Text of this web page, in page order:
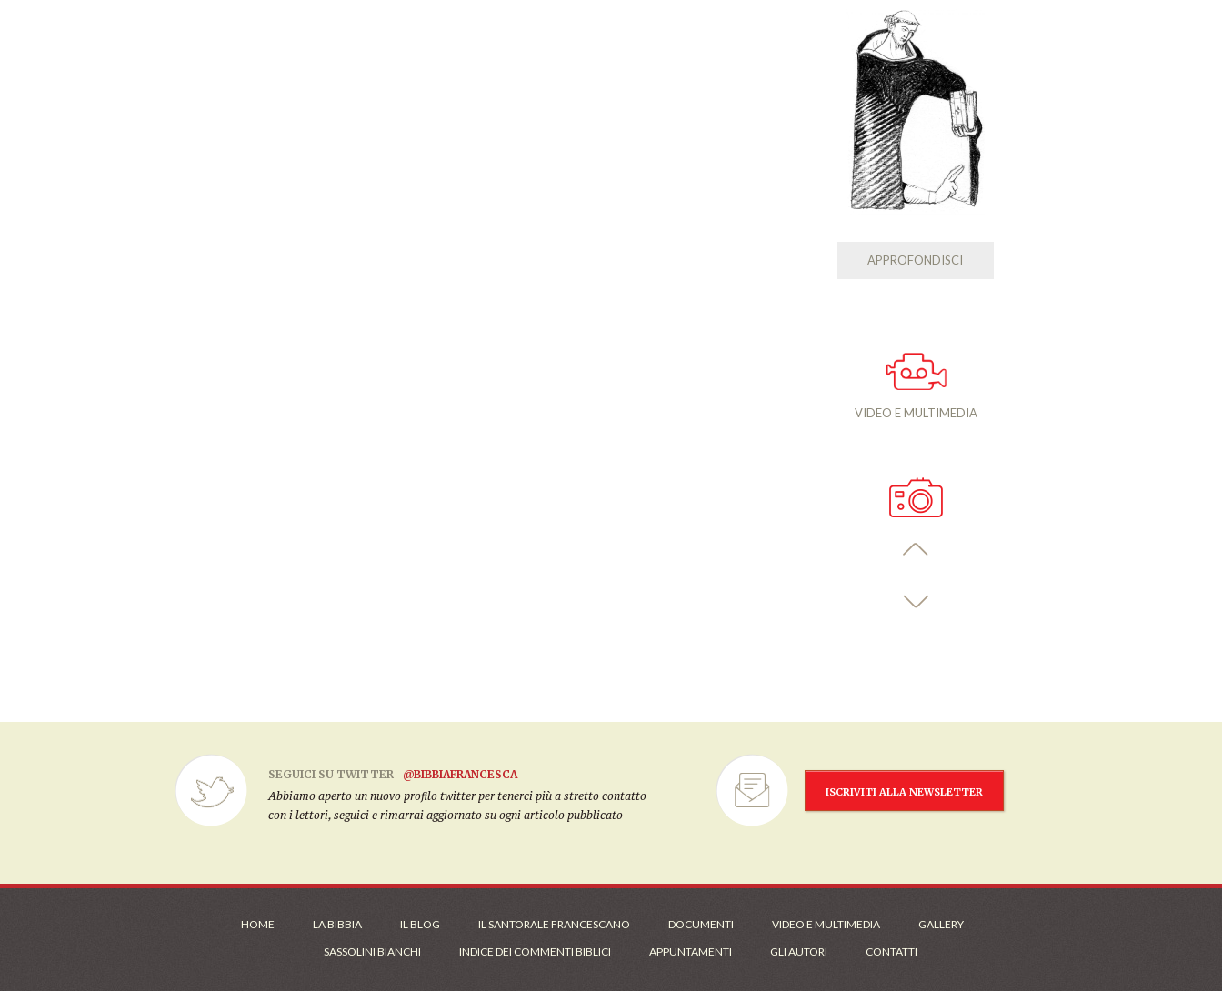
APPROFONDISCI
VIDEO E MULTIMEDIA
SEGUICI SU TWITTER
@BIBBIAFRANCESCA
Abbiamo aperto un nuovo profilo twitter per tenerci più a stretto contatto
con i lettori, seguici e rimarrai aggiornato su ogni articolo pubblicato
ISCRIVITI ALLA NEWSLETTER
HOME LA BIBBIA IL BLOG IL SANTORALE FRANCESCANO DOCUMENTI VIDEO E MULTIMEDIA
GALLERY
SASSOLINI BIANCHI
INDICE DEI COMMENTI BIBLICI APPUNTAMENTI GLI AUTORI CONTATTI